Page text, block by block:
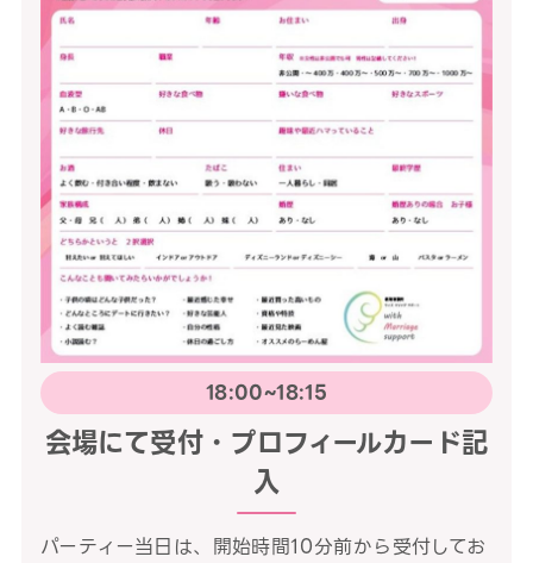
18:00~18:15
会場にて受付・プロフィールカード記
入
パーティー当日は、開始時間10分前から受付してお